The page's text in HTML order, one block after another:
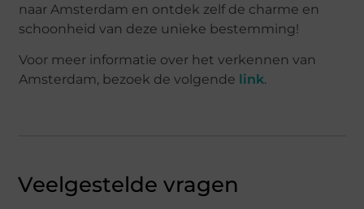
naar Amsterdam en ontdek zelf de charme en
schoonheid van deze unieke bestemming!
Voor meer informatie over het verkennen van
Amsterdam, bezoek de volgende link.
Veelgestelde vragen